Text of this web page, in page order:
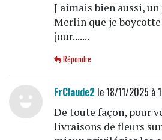
J aimais bien aussi,
Merlin que je
jour.......
Répondre
FrClaude2 le 18/11/2025 à
De toute façon, pour
livraisons de fleurs